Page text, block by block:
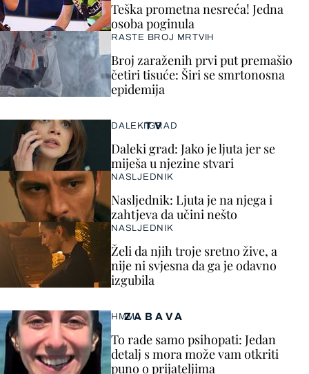
Teška prometna nesreća! Jedna
osoba poginula
RASTE BROJ MRTVIH
Broj zaraženih prvi put premašio
četiri tisuće: Širi se smrtonosna
epidemija
ZABAVA
HMM…
To rade samo psihopati: Jedan
detalj s mora može vam otkriti
puno o prijateljima
TV
DALEKI GRAD
Daleki grad: Jako je ljuta jer se
miješa u njezine stvari
NASLJEDNIK
Nasljednik: Ljuta je na njega i
zahtjeva da učini nešto
NASLJEDNIK
Želi da njih troje sretno žive, a
nije ni svjesna da ga je odavno
izgubila